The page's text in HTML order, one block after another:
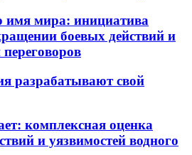
имя мира: инициатива
боевых действий и
разрабатывают свой
комплексная оценка
и уязвимостей водного